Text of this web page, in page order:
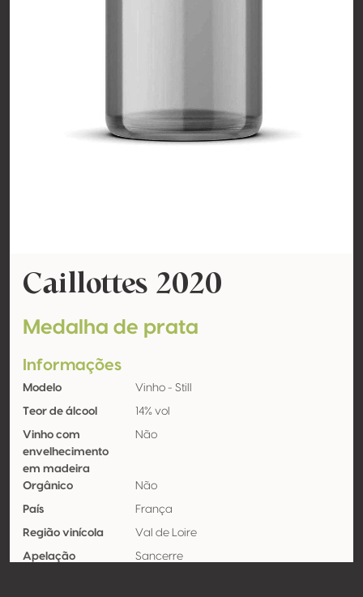
Caillottes 2020
Medalha de prata
Informações
Modelo Vinho - Still
Teor de álcool 14% vol
Vinho com
envelhecimento
em madeira
Não
Orgânico Não
País França
Região vinícola Val de Loire
Apelação Sancerre